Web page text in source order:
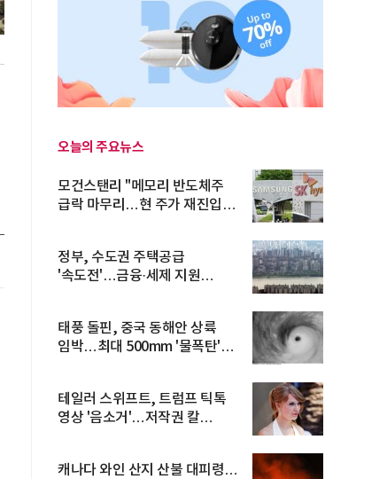
오늘의 주요뉴스
모건스탠리 "메모리 반도체주
급락 마무리…현 주가 재진입
정부, 수도권 주택공급
'속도전'…금융·세제 지원
태풍 돌핀, 중국 동해안 상륙
임박…최대 500mm '물폭탄'
테일러 스위프트, 트럼프 틱톡
영상 '음소거'…저작권 칼
캐나다 와인 산지 산불 대피령…